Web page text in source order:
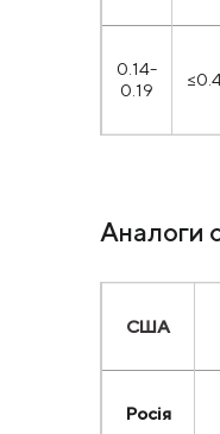
0.14-
0.19
Аналоги
США
Росія